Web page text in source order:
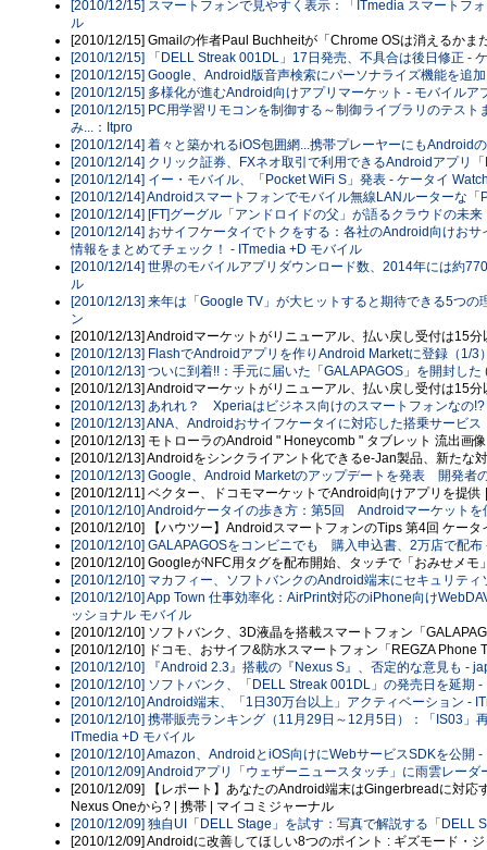
[2010/12/15] スマートフォンで見やすく表示：「ITmedia スマートフ
ル
[2010/12/15] Gmailの作者Paul Buchheitが「Chrome OSは消えるかま
[2010/12/15] 「DELL Streak 001DL」17日発売、不具合は後日修正 -
[2010/12/15] Google、Android版音声検索にパーソナライズ機能を追
[2010/12/15] 多様化が進むAndroid向けアプリマーケット - モバイルア
[2010/12/15] PC用学習リモコンを制御する～制御ライブラリのテス
み...：Itpro
[2010/12/14] 着々と築かれるiOS包囲網...携帯プレーヤーにもAndroid
[2010/12/14] クリック証券、FXネオ取引で利用できるAndroidアプリ
[2010/12/14] イー・モバイル、「Pocket WiFi S」発表 - ケータイ
[2010/12/14] Androidスマートフォンでモバイル無線LANルーターな
[2010/12/14] [FT]グーグル「アンドロイドの父」が語るクラウドの
[2010/12/14] おサイフケータイでトクをする：各社のAndroid向けお
情報をまとめてチェック！ - ITmedia +D モバイル
[2010/12/14] 世界のモバイルアプリダウンロード数、2014年には約
ル
[2010/12/13] 来年は「Google TV」が大ヒットすると期待できる5つ
ン
[2010/12/13] Androidマーケットがリニューアル、払い戻し受付は15分
[2010/12/13] FlashでAndroidアプリを作りAndroid Marketに登録（1/3
[2010/12/13] ついに到着!!：手元に届いた「GALAPAGOS」を開封し
[2010/12/13] Androidマーケットがリニューアル、払い戻し受付は15分
[2010/12/13] あれれ？ Xperiaはビジネス向けのスマートフォンなの!?
[2010/12/13] ANA、Androidおサイフケータイに対応した搭乗サービ
[2010/12/13] モトローラのAndroid " Honeycomb " タブレット 流出画
[2010/12/13] Androidをシンクライアント化できるe-Jan製品、新たな
[2010/12/13] Google、Android Marketのアップデートを発表 開発者
[2010/12/11] ベクター、ドコモマーケットでAndroid向けアプリを提供
[2010/12/10] Androidケータイの歩き方：第5回 Androidマーケットを
[2010/12/10] 【ハウツー】AndroidスマートフォンのTips 第4回 ケー
[2010/12/10] GALAPAGOSをコンビニでも 購入申込書、2万店で配布
[2010/12/10] GoogleがNFC用タグを配布開始、タッチで「おみせメモ
[2010/12/10] マカフィー、ソフトバンクのAndroid端末にセキュリテ
[2010/12/10] App Town 仕事効率化：AirPrint対応のiPhone向け
ッショナル モバイル
[2010/12/10] ソフトバンク、3D液晶を搭載スマートフォン「
[2010/12/10] ドコモ、おサイフ&防水スマートフォン「REGZA Phone
[2010/12/10] 『Android 2.3』搭載の『Nexus S』、否定的な意見も -
[2010/12/10] ソフトバンク、「DELL Streak 001DL」の発売日を延期
[2010/12/10] Android端末、「1日30万台以上」アクティベーション -
[2010/12/10] 携帯販売ランキング（11月29日～12月5日）：「IS03
ITmedia +D モバイル
[2010/12/10] Amazon、AndroidとiOS向けにWebサービスSDKを公開 -
[2010/12/09] Androidアプリ「ウェザーニュースタッチ」に雨雲レー
[2010/12/09] 【レポート】あなたのAndroid端末はGingerbreadに対
Nexus Oneから? | 携帯 | マイコミジャーナル
[2010/12/09] 独自UI「DELL Stage」を試す：写真で解説する「DELL
[2010/12/09] Androidに改善してほしい8つのポイント : ギズモード・